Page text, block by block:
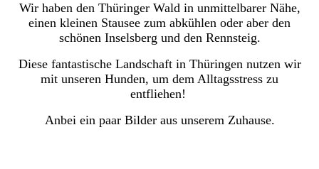
Wir haben den Thüringer Wald in unmittelbarer Nähe,
einen kleinen Stausee zum abkühlen oder aber den
schönen Inselsberg und den Rennsteig.
Diese fantastische Landschaft in Thüringen nutzen wir
mit unseren Hunden, um dem Alltagsstress zu
entfliehen!
Anbei ein paar Bilder aus unserem Zuhause.